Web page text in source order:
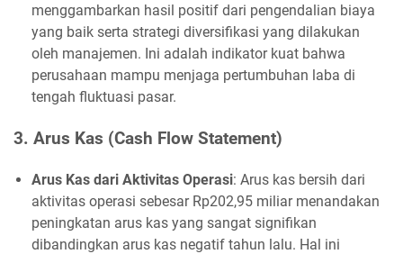
menggambarkan hasil positif dari pengendalian biaya
yang baik serta strategi diversifikasi yang dilakukan
oleh manajemen. Ini adalah indikator kuat bahwa
perusahaan mampu menjaga pertumbuhan laba di
tengah fluktuasi pasar.
3. Arus Kas (Cash Flow Statement)
Arus Kas dari Aktivitas Operasi: Arus kas bersih dari
aktivitas operasi sebesar Rp202,95 miliar menandakan
peningkatan arus kas yang sangat signifikan
dibandingkan arus kas negatif tahun lalu. Hal ini